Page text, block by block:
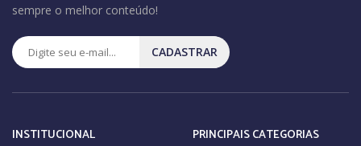
sempre o melhor conteúdo!
CADASTRAR
INSTITUCIONAL PRINCIPAIS CATEGORIAS